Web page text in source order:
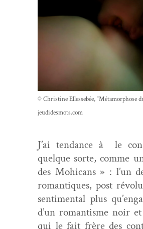
© Chris­tine Ellesse­bée, “Méta­mor­phose
jeudidesmots.com
J’ai ten­dance à le
quelque sorte, comme
des Mohi­cans » : l’un
roman­tiques, post
sen­ti­men­tal plus
d’un roman­tisme noir et
qui le fait frère des